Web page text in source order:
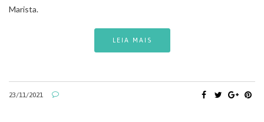
Marista.
LEIA MAIS
23/11/2021